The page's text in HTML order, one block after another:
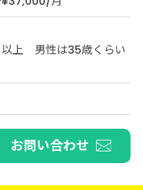
上 男性は35歳くらい
お問い合わせ